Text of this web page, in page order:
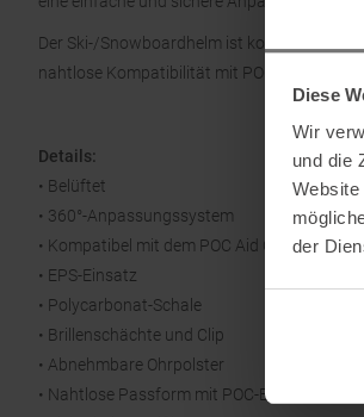
Diese
Wir
und die
der
Der Ski-/Snowboardhelm ist kompatibel mit
nahtlose Kompatibilität mit POC-Brillen
Details:
• Belüftet
• 360°-Anpassungssystem
• Kompatibel mit dem POC Aid
• EPS-Einsatz
• Polycarbonat-Schale
• Brillenschächte und Clip
• Abnehmbare Ohrpolster
• Nahtlose Passform mit POC-Brillen